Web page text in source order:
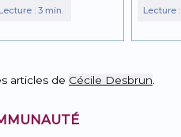
articles de Cécile Desbrun